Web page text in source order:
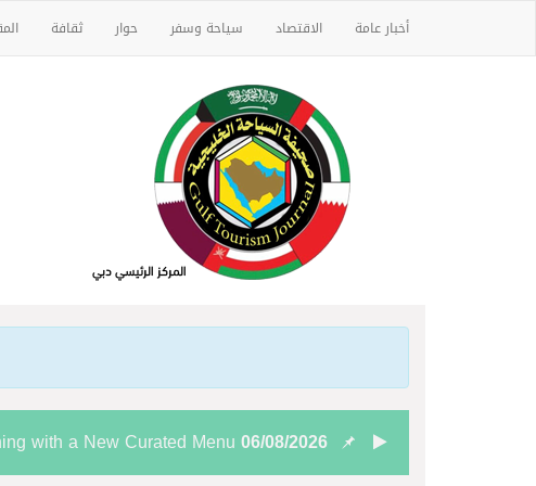
أخبار عامة الاقتصاد سياحة وسفر حوار ثقافة
06/08/2026
with a New Curated Menu